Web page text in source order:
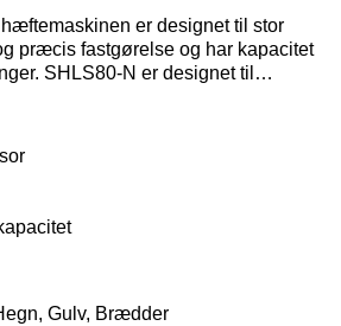
er designet til stor
præcis fastgørelse og har kapacitet
SHLS80-N er designet til
på automatiserede produktionslinjer.
stifter på 25mm til 63mm.
Gulv, Brædder